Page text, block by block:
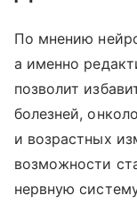
По мнению
а именно
позволит
болезней,
и возрастных
возможности
нервную